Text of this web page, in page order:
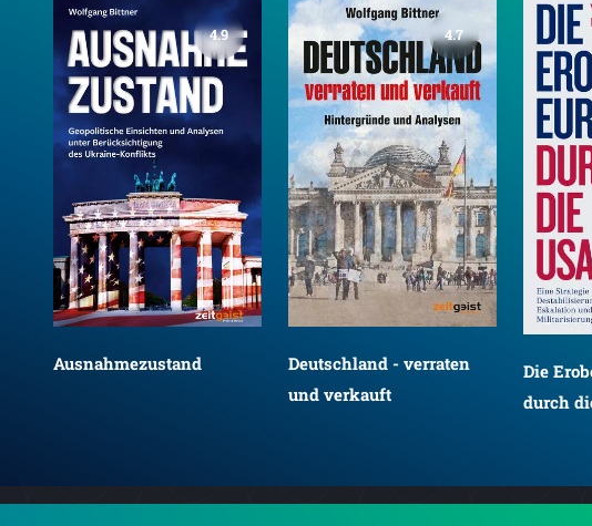
4.9
Ausnahmezustand
4.7
Deutschland - verraten
und verkauft
Die
durch